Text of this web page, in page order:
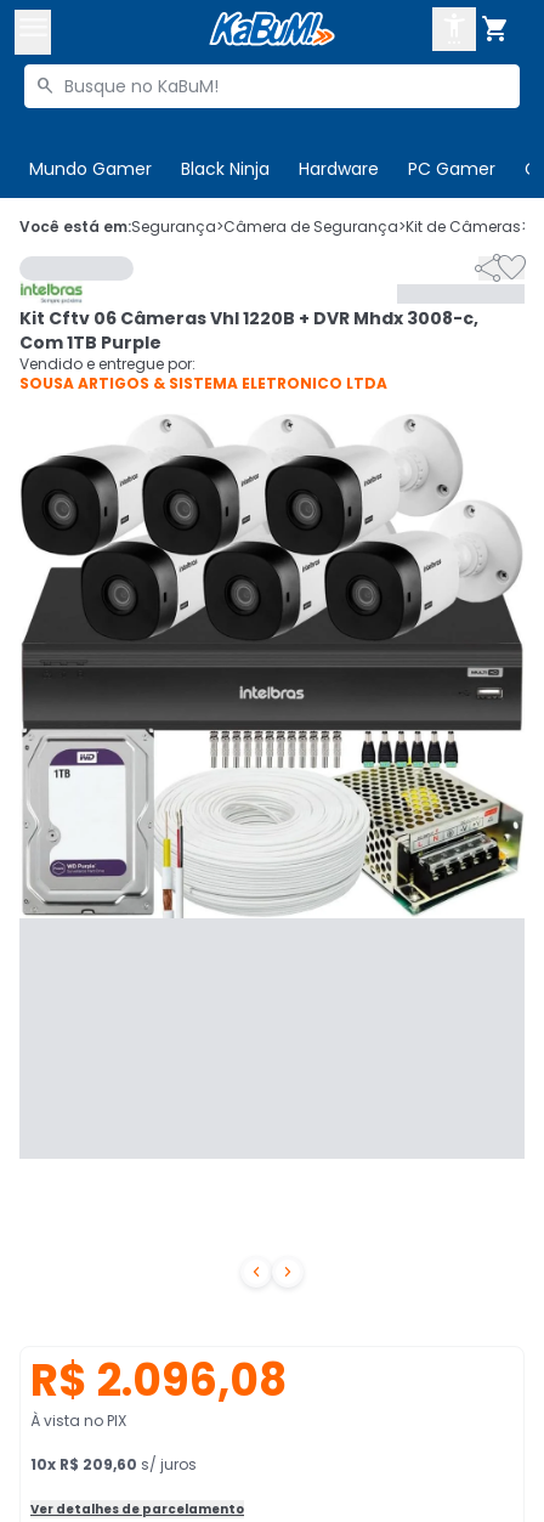

Buscar produtos

Mundo Gamer Black Ninja Hardware PC Gamer
 Olá. Acesse sua conta
 Departamentos
Cupons
Mais Vendidos
Ativar tradutor em libras
CADASTRE-SE
Você está em:Segurança>Câmera de Segurança>Kit de Câmeras>
 

Kit Cftv 06 Câmeras Vhl 1220B + DVR Mhdx 3008-c,
Com 1TB Purple
Vendido e entregue por:
SOUSA ARTIGOS & SISTEMA ELETRONICO LTDA
R$ 2.096,08
À vista no PIX
10x R$ 209,60 s/ juros
Ver detalhes de parcelamento